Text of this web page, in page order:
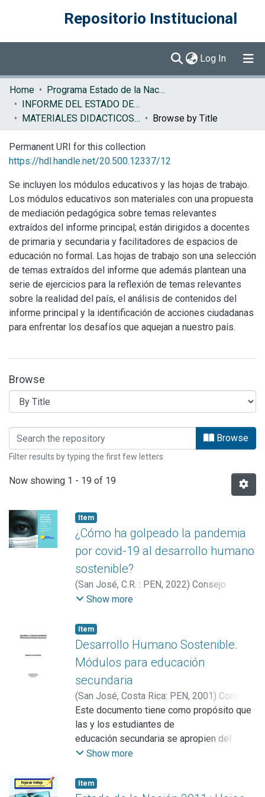
Repositorio Institucional
Log In (current)
Communities & Collections
Browse DSpace
Home
Programa Estado de la Nación (PEN)
INFORME DEL ESTADO DE LA NACION
MATERIALES DIDACTICOS EN
Browse by Title
Permanent URI for this collection
https://hdl.handle.net/20.500.12337/12
Se incluyen los módulos educativos y las hojas de trabajo.
Los módulos educativos son materiales con una propuesta
de mediación pedagógica sobre temas relevantes
extraídos del informe principal; están dirigidos a docentes
de primaria y secundaria y facilitadores de espacios de
educación no formal. Las hojas de trabajo son una selección
de temas extraídos del informe que además plantean una
serie de ejercicios para la reflexión de temas relevantes
sobre la realidad del país, el análisis de contenidos del
informe principal y la identificación de acciones ciudadanas
para enfrentar los desafíos que aquejan a nuestro país.
Browse
Browsing MATERIALES DIDACTICOS
Browse
Filter results by typing the first few letters
Now showing 1 - 19 of 19
Item
¿Cómo ha golpeado la pandemia
por covid-19 al desarrollo humano
sostenible?
(San José, C.R. : PEN, 2022) Consejo
Nacional de Rectores (Costa Rica).
Matamoros, Guido
Show more
Item
Desarrollo Humano Sostenible.
Módulos para educación
secundaria
(San José, Costa Rica: PEN, 2001) Consejo
Nacional de Rectores (Costa Rica).
Programa Estado de la Nación
Este documento tiene como propósito que
las y los estudiantes de
educación secundaria se apropien del
planteamiento de Desarrollo
desarrollo al cual aspiramos.
Show more
Item